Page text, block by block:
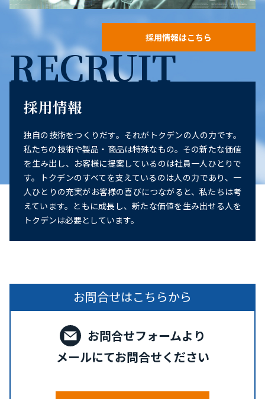
採用情報はこちら
RECRUIT
採用情報
独自の技術をつくりだす。それがトクデンの人の力です。
私たちの技術や製品・商品は特殊なもの。その新たな価値
を生み出し、お客様に提案しているのは社員一人ひとりで
す。トクデンのすべてを支えているのは人の力であり、一
人ひとりの充実がお客様の喜びにつながると、私たちは考
えています。ともに成長し、新たな価値を生み出せる人を
トクデンは必要としています。
お問合せはこちらから
お問合せフォームより
メールにてお問合せください